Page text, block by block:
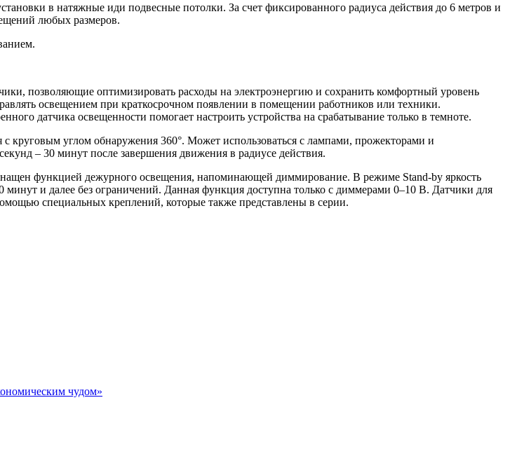
в натяжные иди подвесные потолки. За счет фиксированного радиуса действия до 6 метров и
любых размеров.
позволяющие оптимизировать расходы на электроэнергию и сохранить комфортный уровень
освещением при краткосрочном появлении в помещении работников или техники.
датчика освещенности помогает настроить устройства на срабатывание только в темноте.
углом обнаружения 360°. Может использоваться с лампами, прожекторами и
– 30 минут после завершения движения в радиусе действия.
функцией дежурного освещения, напоминающей диммирование. В режиме Stand-by яркость
и далее без ограничений. Данная функция доступна только с диммерами 0–10 В. Датчики для
специальных креплений, которые также представлены в серии.
чудом»